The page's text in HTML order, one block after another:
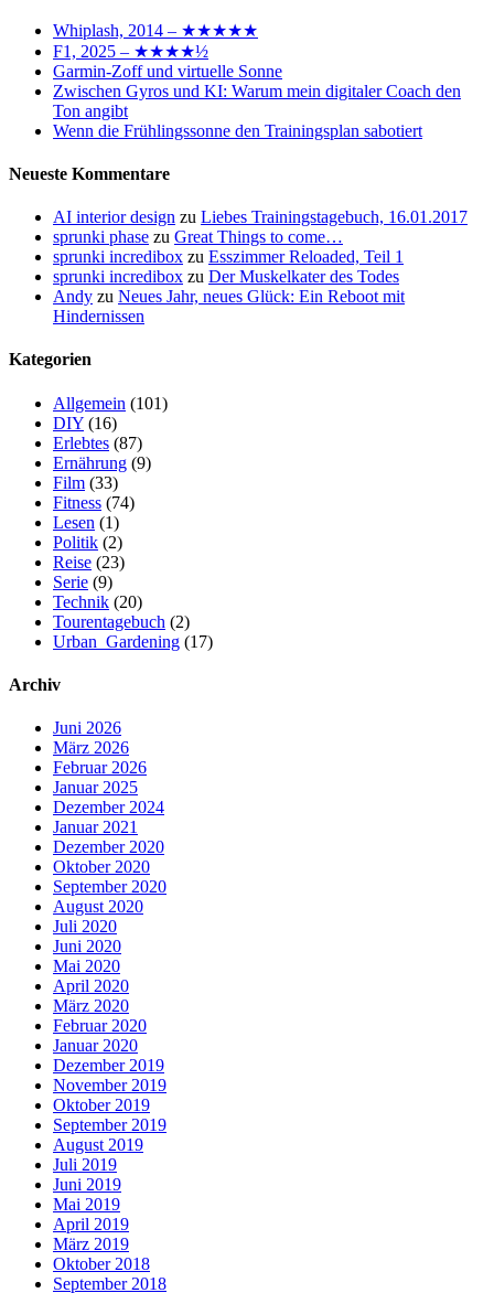
Whiplash, 2014 – ★★★★★
F1, 2025 – ★★★★½
Garmin-Zoff und virtuelle Sonne
Zwischen Gyros und KI: Warum mein digitaler Coach den
Ton angibt
Wenn die Frühlingssonne den Trainingsplan sabotiert
Neueste Kommentare
AI interior design zu Liebes Trainingstagebuch, 16.01.2017
sprunki phase zu Great Things to come…
sprunki incredibox zu Esszimmer Reloaded, Teil 1
sprunki incredibox zu Der Muskelkater des Todes
Andy zu Neues Jahr, neues Glück: Ein Reboot mit
Hindernissen
Kategorien
Allgemein (101)
DIY (16)
Erlebtes (87)
Ernährung (9)
Film (33)
Fitness (74)
Lesen (1)
Politik (2)
Reise (23)
Serie (9)
Technik (20)
Tourentagebuch (2)
Urban_Gardening (17)
Archiv
Juni 2026
März 2026
Februar 2026
Januar 2025
Dezember 2024
Januar 2021
Dezember 2020
Oktober 2020
September 2020
August 2020
Juli 2020
Juni 2020
Mai 2020
April 2020
März 2020
Februar 2020
Januar 2020
Dezember 2019
November 2019
Oktober 2019
September 2019
August 2019
Juli 2019
Juni 2019
Mai 2019
April 2019
März 2019
Oktober 2018
September 2018